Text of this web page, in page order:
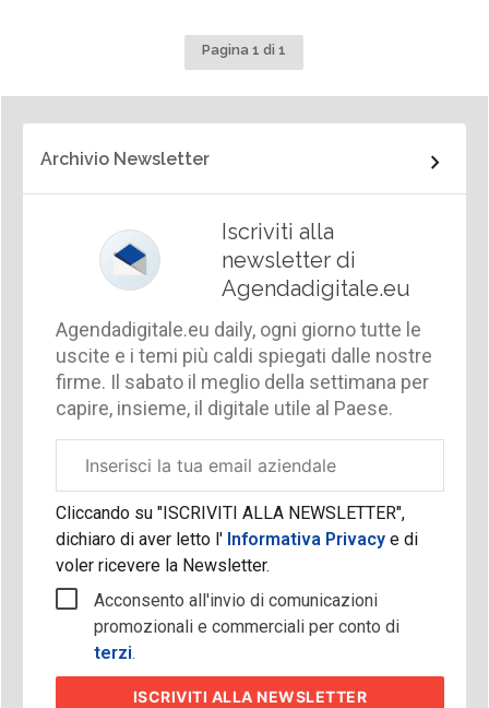
Pagina 1 di 1
Archivio Newsletter
Iscriviti alla
newsletter di
Agendadigitale.eu
Agendadigitale.eu daily, ogni giorno tutte le
uscite e i temi più caldi spiegati dalle nostre
firme. Il sabato il meglio della settimana per
capire, insieme, il digitale utile al Paese.
aziendale
Cliccando su "ISCRIVITI ALLA NEWSLETTER",
dichiaro di aver letto l'Informativa Privacy e di
voler ricevere la Newsletter.
Acconsento all'invio di comunicazioni
promozionali e commerciali per conto di
terzi.
ISCRIVITI ALLA NEWSLETTER